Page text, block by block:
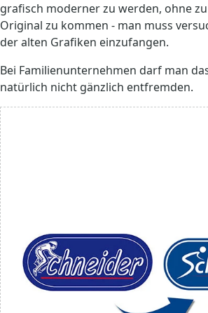
grafisch moderner zu werden, ohne
Original zu kommen - man muss
der alten Grafiken einzufangen.
Bei Familienunternehmen darf man
natürlich nicht gänzlich entfremden.